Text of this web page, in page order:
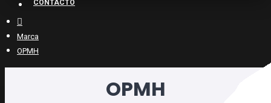
CONTACTO
Marca
OPMH
OPMH